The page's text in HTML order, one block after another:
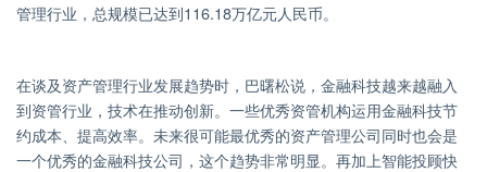
管理行业，总规模已达到116.18万亿元人民币。
在谈及资产管理行业发展趋势时，巴曙松说，金融科技越来越融入
到资管行业，技术在推动创新。一些优秀资管机构运用金融科技节
约成本、提高效率。未来很可能最优秀的资产管理公司同时也会是
一个优秀的金融科技公司，这个趋势非常明显。再加上智能投顾快